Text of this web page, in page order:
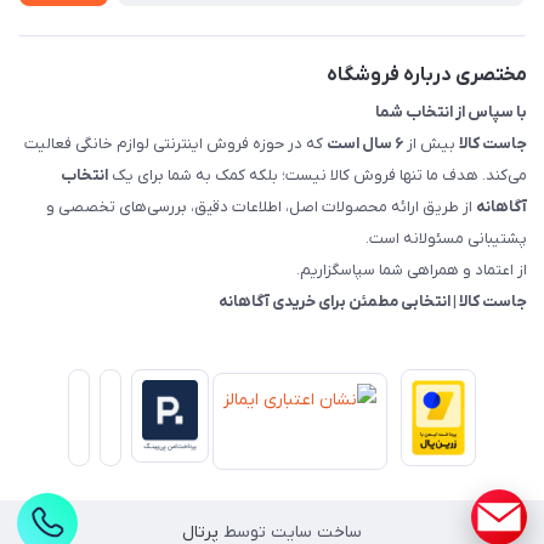
مختصری درباره فروشگاه
با سپاس از انتخاب شما
جاست کالا بیش از ۶ سال است
که در حوزه فروش اینترنتی لوازم خانگی فعالیت
می‌کند. هدف ما تنها فروش کالا نیست؛ بلکه کمک به شما برای یک انتخاب
آگاهانه از طریق ارائه محصولات اصل، اطلاعات دقیق، بررسی‌های تخصصی و
پشتیبانی مسئولانه است.
از اعتماد و همراهی شما سپاسگزاریم.
جاست کالا | انتخابی مطمئن برای خریدی آگاهانه
ساخت سایت توسط پرتال